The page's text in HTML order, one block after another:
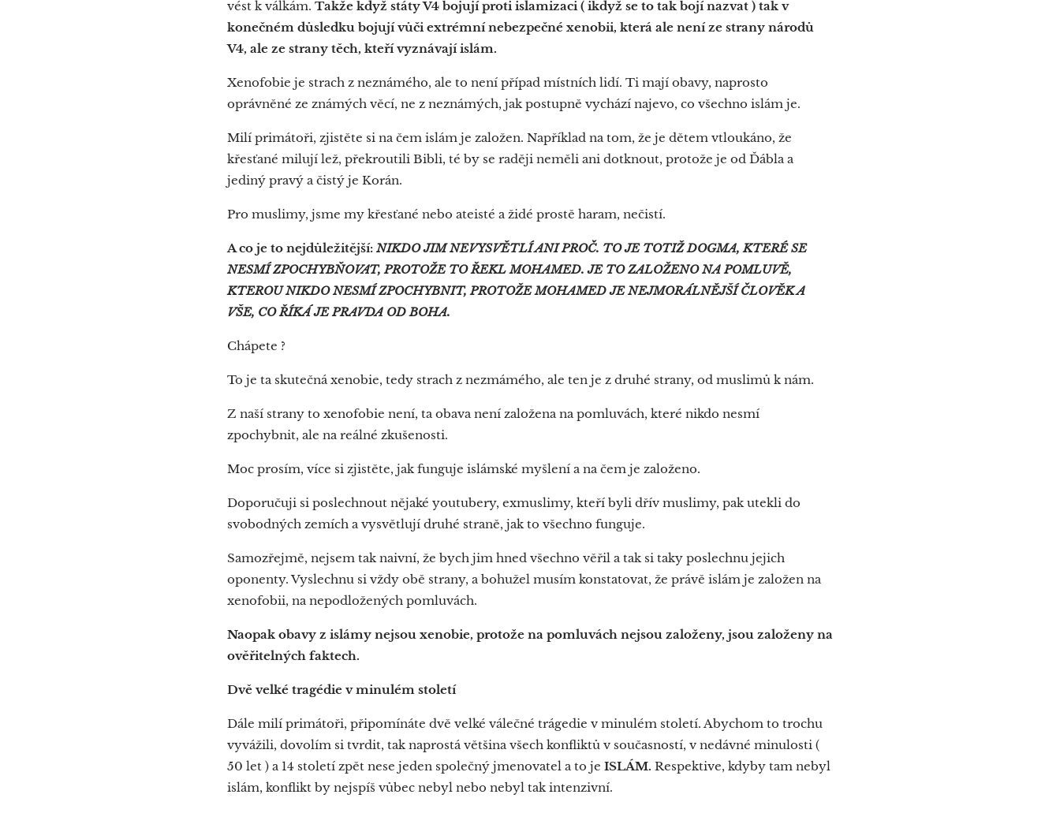
vést k válkám. Takže když státy V4 bojují proti islamizaci ( ikdyž se to tak bojí nazvat ) tak v
konečném důsledku bojují vůči extrémní nebezpečné xenobii, která ale není ze strany národů
V4, ale ze strany těch, kteří vyznávají islám.
Xenofobie je strach z neznámého, ale to není případ místních lidí. Ti mají obavy, naprosto
oprávněné ze známých věcí, ne z neznámých, jak postupně vychází najevo, co všechno islám je.
Milí primátoři, zjistěte si na čem islám je založen. Například na tom, že je dětem vtloukáno, že
křesťané milují lež, překroutili Bibli, té by se raději neměli ani dotknout, protože je od Ďábla a
jediný pravý a čistý je Korán.
Pro muslimy, jsme my křesťané nebo ateisté a židé prostě haram, nečistí.
A co je to nejdůležitější: NIKDO JIM NEVYSVĚTLÍ ANI PROČ. TO JE TOTIŽ DOGMA, KTERÉ SE
NESMÍ ZPOCHYBŇOVAT, PROTOŽE TO ŘEKL MOHAMED. JE TO ZALOŽENO NA POMLUVĚ,
KTEROU NIKDO NESMÍ ZPOCHYBNIT, PROTOŽE MOHAMED JE NEJMORÁLNĚJŠÍ ČLOVĚK A
VŠE, CO ŘÍKÁ JE PRAVDA OD BOHA.
Chápete ?
To je ta skutečná xenobie, tedy strach z nezmámého, ale ten je z druhé strany, od muslimů k nám.
Z naší strany to xenofobie není, ta obava není založena na pomluvách, které nikdo nesmí
zpochybnit, ale na reálné zkušenosti.
Moc prosím, více si zjistěte, jak funguje islámské myšlení a na čem je založeno.
Doporučuji si poslechnout nějaké youtubery, exmuslimy, kteří byli dřív muslimy, pak utekli do
svobodných zemích a vysvětlují druhé straně, jak to všechno funguje.
Samozřejmě, nejsem tak naivní, že bych jim hned všechno věřil a tak si taky poslechnu jejich
oponenty. Vyslechnu si vždy obě strany, a bohužel musím konstatovat, že právě islám je založen na
xenofobii, na nepodložených pomluvách.
Naopak obavy z islámy nejsou xenobie, protože na pomluvách nejsou založeny, jsou založeny na
ověřitelných faktech.
Dvě velké tragédie v minulém století
Dále milí primátoři, připomínáte dvě velké válečné trágedie v minulém století. Abychom to trochu
vyvážili, dovolím si tvrdit, tak naprostá většina všech konfliktů v současností, v nedávné minulosti (
50 let ) a 14 století zpět nese jeden společný jmenovatel a to je ISLÁM. Respektive, kdyby tam nebyl
islám, konflikt by nejspíš vůbec nebyl nebo nebyl tak intenzivní.